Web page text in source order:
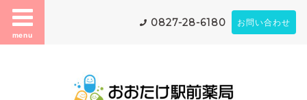
menu
0827-28-6180 お問い合わせ